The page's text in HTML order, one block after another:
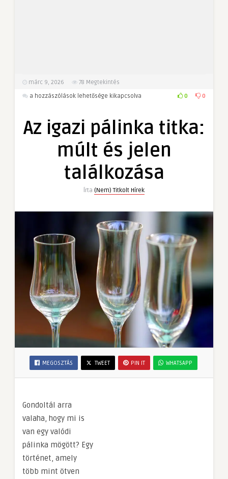
márc 9, 2026 78 Megtekintés
Az
pálinka
titka:
a hozzászólások lehetősége kikapcsolva 0 0
Az igazi pálinka titka:
múlt és jelen
találkozása
Írta (Nem) Titkolt Hírek
MEGOSZTÁS TWEET PIN IT WHATSAPP
Gondoltál arra
valaha, hogy mi is
van egy valódi
pálinka mögött? Egy
történet, amely
több mint ötven